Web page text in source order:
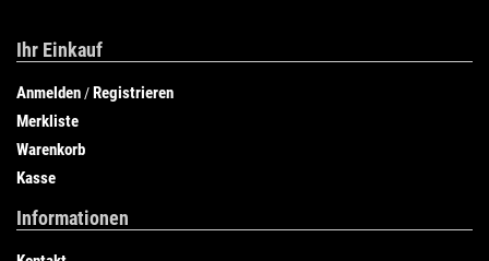
Ihr Einkauf
Anmelden /Registrieren
Merkliste
Warenkorb
Kasse
Informationen